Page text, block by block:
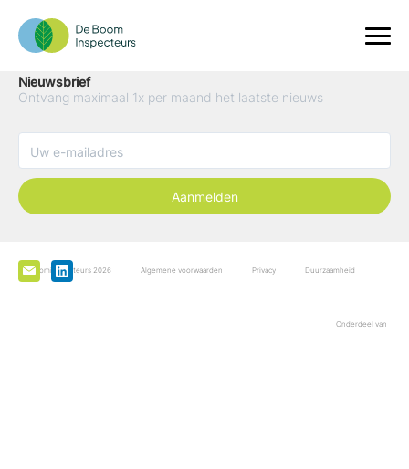
Nieuwsbrief
Ontvang maximaal 1x per maand het laatste nieuws
Aanmelden
De Boominspecteurs 2026 Algemene voorwaarden Privacy Duurzaamheid
Onderdeel van